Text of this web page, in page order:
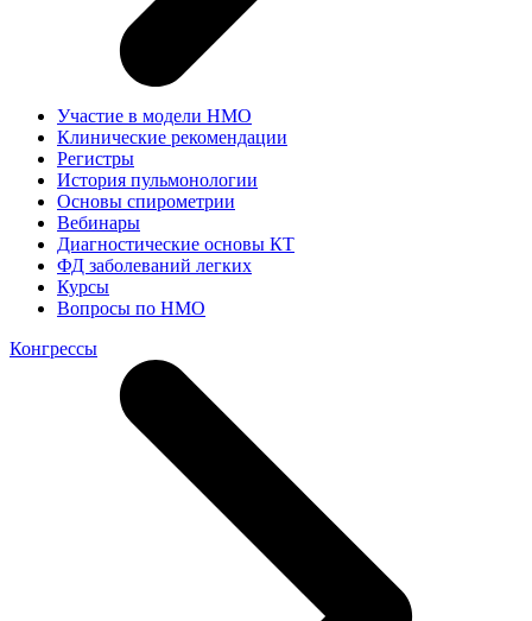
Участие в модели НМО
Клинические рекомендации
Регистры
История пульмонологии
Основы спирометрии
Вебинары
Диагностические основы КТ
ФД заболеваний легких
Курсы
Вопросы по НМО
Конгрессы